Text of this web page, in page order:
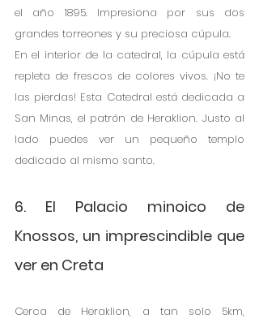
el año 1895. Impresiona por sus dos
grandes torreones y su preciosa cúpula.
En el interior de la catedral, la cúpula está
repleta de frescos de colores vivos. ¡No te
las pierdas! Esta Catedral está dedicada a
San Minas, el patrón de Heraklion. Justo al
lado puedes ver un pequeño templo
dedicado al mismo santo.
6. El Palacio minoico de
Knossos, un imprescindible que
ver en Creta
Cerca de Heraklion, a tan solo 5km,